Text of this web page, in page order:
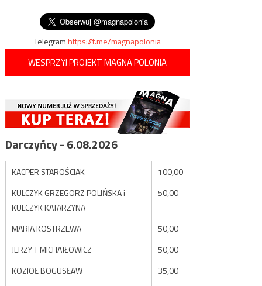
Telegramhttps://t.me/magnapolonia
WESPRZYJ PROJEKT MAGNA POLONIA
Darczyńcy - 6.08.2026
KACPER STAROŚCIAK
100,00
KULCZYK GRZEGORZ POLIŃSKA i
KULCZYK KATARZYNA
50,00
MARIA KOSTRZEWA
50,00
JERZY T MICHAJŁOWICZ
50,00
KOZIOŁ BOGUSŁAW
35,00